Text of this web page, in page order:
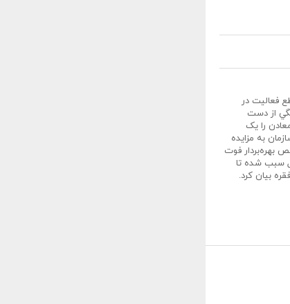
فعاليت در
از دست
را يک
نيز از سوي اين سازمان به مزايده
بهره‌بردار فوت
سبب شده تا